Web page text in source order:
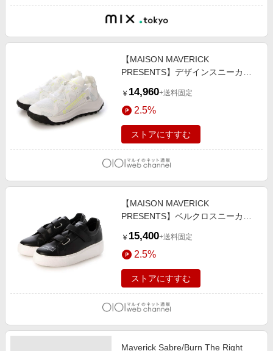
【MAISON MAVERICK
PRESENTS】デザインスニーカー
￥ 14,960+送料固定
2.5%
ストアにすすむ
【MAISON MAVERICK
PRESENTS】ベルクロスニーカー
￥ 15,400+送料固定
2.5%
ストアにすすむ
Maverick Sabre/Burn The Right